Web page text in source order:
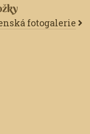
fotogalerie